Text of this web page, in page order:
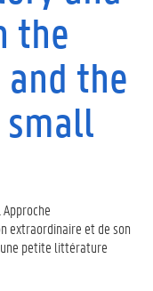
the
and the
extraordinaire et de son
petite littérature